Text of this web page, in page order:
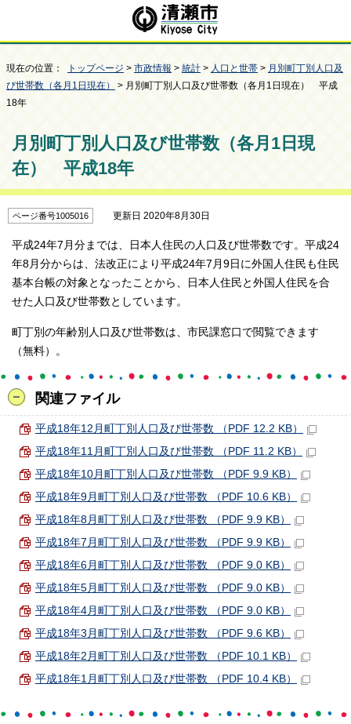
現在の位置： トップページ > 市政情報 > 統計 > 人口と世帯 > 月別町丁別人口及
び世帯数（各月1日現在）
> 月別町丁別人口及び世帯数（各月1日現在） 平成
18年
月別町丁別人口及び世帯数（各月1日現
在） 平成18年
ページ番号1005016 更新日 2020年8月30日
平成24年7月分までは、日本人住民の人口及び世帯数です。平成24
年8月分からは、法改正により平成24年7月9日に外国人住民も住民
基本台帳の対象となったことから、日本人住民と外国人住民を合
せた人口及び世帯数としています。
町丁別の年齢別人口及び世帯数は、市民課窓口で閲覧できます
（無料）。
関連ファイル
平成18年12月町丁別人口及び世帯数 （PDF 12.2 KB）
平成18年11月町丁別人口及び世帯数 （PDF 11.2 KB）
平成18年10月町丁別人口及び世帯数 （PDF 9.9 KB）
平成18年9月町丁別人口及び世帯数 （PDF 10.6 KB）
平成18年8月町丁別人口及び世帯数 （PDF 9.9 KB）
平成18年7月町丁別人口及び世帯数 （PDF 9.9 KB）
平成18年6月町丁別人口及び世帯数 （PDF 9.0 KB）
平成18年5月町丁別人口及び世帯数 （PDF 9.0 KB）
平成18年4月町丁別人口及び世帯数 （PDF 9.0 KB）
平成18年3月町丁別人口及び世帯数 （PDF 9.6 KB）
平成18年2月町丁別人口及び世帯数 （PDF 10.1 KB）
平成18年1月町丁別人口及び世帯数 （PDF 10.4 KB）